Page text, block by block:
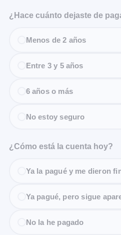
¿Hace cuánto dejaste de
Menos de 2 años
Entre 3 y 5 años
6 años o más
No estoy seguro
¿Cómo está la cuenta hoy?
Ya la pagué y me dieron
Ya pagué, pero sigue
No la he pagado